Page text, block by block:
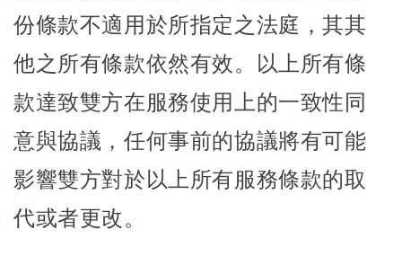
份條款不適用於所指定之法庭，其其
他之所有條款依然有效。以上所有條
款達致雙方在服務使用上的一致性同
意與協議，任何事前的協議將有可能
影響雙方對於以上所有服務條款的取
代或者更改。